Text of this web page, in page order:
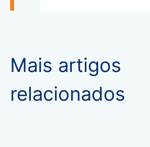
Mais artigos
relacionados